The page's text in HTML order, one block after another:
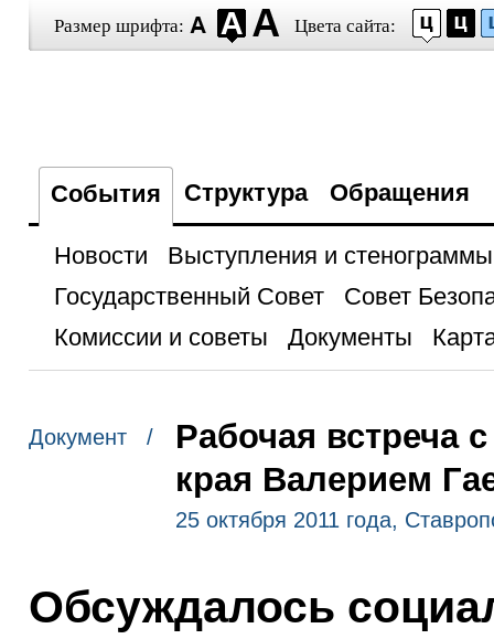
Размер шрифта: Цвета сайта:
События Структура Обращения
Новости
Выступления и стенограммы
Государственный Совет
Совет
Комиссии и советы
Документы
Документ /
Рабочая встреча
края Валерием
25 октября 2011 года,
Обсуждалось